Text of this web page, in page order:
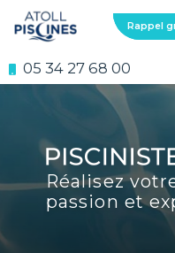
au
contenu
05 34 27 68 00
Rappel
Réalisez
passion et